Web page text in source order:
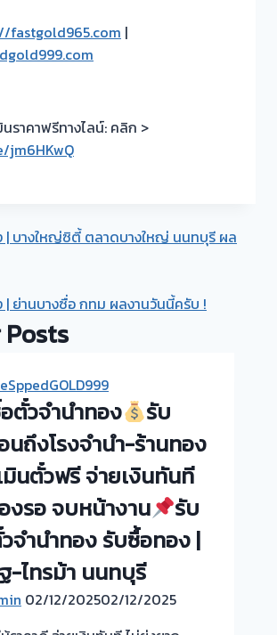
fastgold965.com |
นราคาฟรีทางไลน์: คลิก >
jm6HKwQ
| บางใหญ่ซิตี้ ตลาดบางใหญ่ นนทบุรี ผล
| ย่านบางซื่อ กทม ผลงานวันนี้ครับ !
ตั๋วจำนำทอง
รับ
นถึงโรงจำนำ-ร้านทอง
มินตั๋วฟรี จ่ายเงินทันที
งรอ จบหน้างาน
รับ
จำนำทอง รับซื้อทอง |
-ไทรม้า นนทบุรี
02/12/202502/12/2025